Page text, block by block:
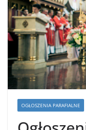
OGŁOSZENIA PARAFIALNE